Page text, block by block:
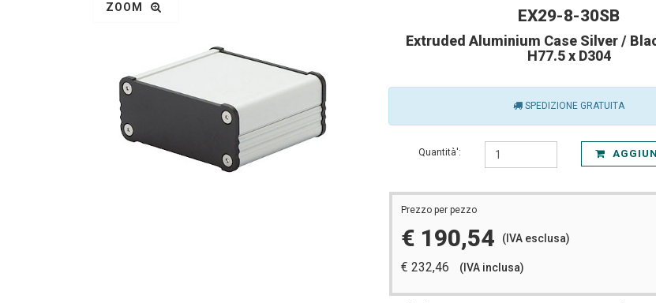
ZOOM EX29-8-30SB
Extruded Aluminium Case Silver /
H77.5 x D304
SPEDIZIONE GRATUITA
Quantità':
Prezzo per pezzo
€ 190,54 (IVA esclusa)
€ 232,46 (IVA inclusa)